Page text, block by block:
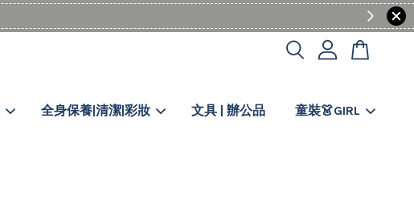
全身保養|清潔|彩妝 文具 | 辦公品 童裝👗GIRL